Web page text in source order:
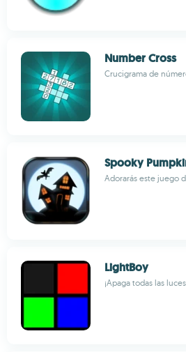
Number Cross
Crucigrama de
Spooky
Adorarás este juego
LightBoy
¡Apaga todas las